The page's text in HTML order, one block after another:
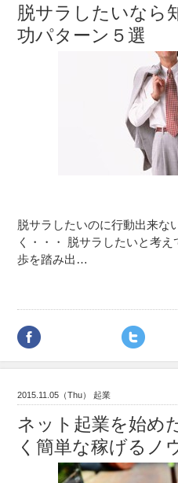
脱サラしたいなら
功パターン５選
脱サラしたいのに行動出来な
く・・・ 脱サラしたいと考
歩を踏み出…
2015.11.05（Thu） 起業
ネット起業を始め
く簡単な稼げるノ